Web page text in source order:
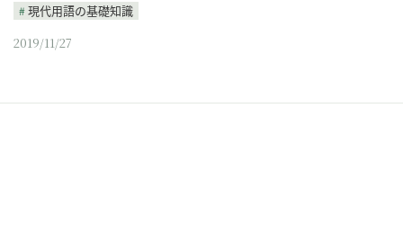
現代用語の基礎知識
2019/11/27